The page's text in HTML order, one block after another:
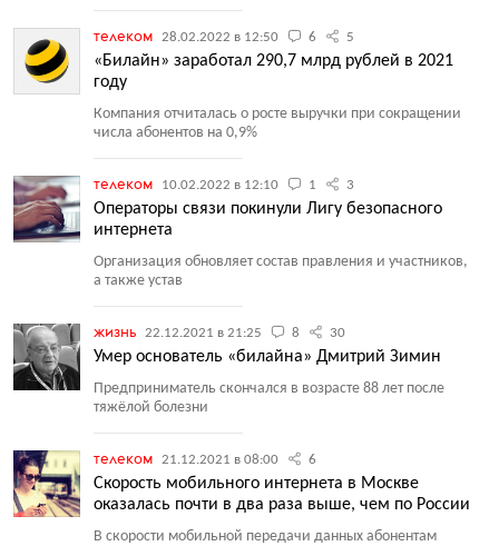
телеком 28.02.2022 в 12:50 6 5
«Билайн» заработал 290,7 млрд рублей в 2021
году
Компания отчиталась о росте выручки при сокращении
числа абонентов на 0,9%
телеком 10.02.2022 в 12:10 1 3
Операторы связи покинули Лигу безопасного
интернета
Организация обновляет состав правления и участников,
а также устав
жизнь 22.12.2021 в 21:25 8 30
Умер основатель «билайна» Дмитрий Зимин
Предприниматель скончался в возрасте 88 лет после
тяжёлой болезни
телеком 21.12.2021 в 08:00 6
Скорость мобильного интернета в Москве
оказалась почти в два раза выше, чем по России
В скорости мобильной передачи данных абонентам